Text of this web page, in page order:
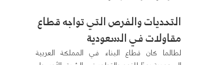
التحديات والفرص التي تواجه قطاع
مقاولات في السعودية
لطالما كان قطاع البناء في المملكة العربية